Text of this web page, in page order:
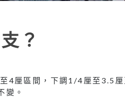
？
4厘區間，下調1/4厘至3.5厘
變。